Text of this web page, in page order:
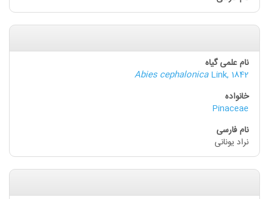
Abies cephalonicaLink, 1842
Pinaceae
نراد یونانی